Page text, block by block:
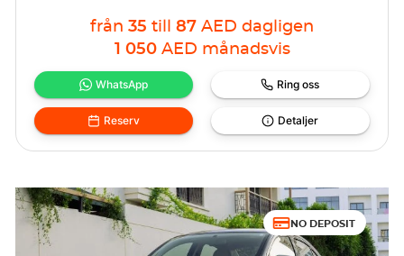
från 35 till 87 AED dagligen
1 050 AED månadsvis
WhatsApp Ring oss
Reserv Detaljer
NO DEPOSIT